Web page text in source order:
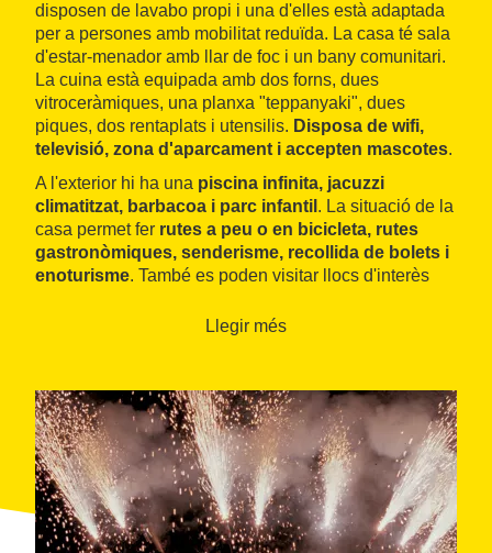
disposen de lavabo propi i una d'elles està adaptada
per a persones amb mobilitat reduïda. La casa té sala
d'estar-menador amb llar de foc i un bany comunitari.
La cuina està equipada amb dos forns, dues
vitroceràmiques, una planxa "teppanyaki", dues
piques, dos rentaplats i utensilis. Disposa de wifi,
televisió, zona d'aparcament i accepten mascotes.
A l'exterior hi ha una piscina infinita, jacuzzi
climatitzat, barbacoa i parc infantil . La situació de la
casa permet fer rutes a peu o en bicicleta, rutes
gastronòmiques, senderisme, recollida de bolets i
enoturisme. També es poden visitar llocs d'interès
es pot esquiar a les pistes del
Llegir més